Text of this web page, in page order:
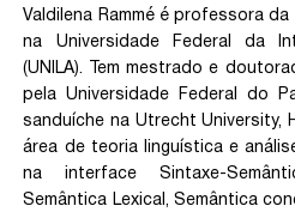
Valdilena Rammé é professora
na Universidade Federal da
(UNILA). Tem mestrado e
pela Universidade Federal do
sanduíche na Utrecht University,
área de teoria linguística e
na interface Sintaxe-
Semântica Lexical, Semântica